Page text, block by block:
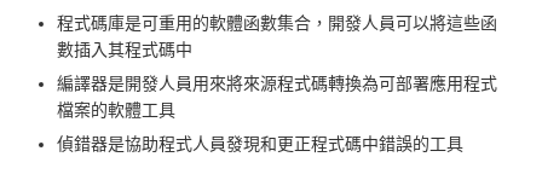
程式碼庫是可重用的軟體函數集合，開發人員可以將這些函
數插入其程式碼中
編譯器是開發人員用來將來源程式碼轉換為可部署應用程式
檔案的軟體工具
偵錯器是協助程式人員發現和更正程式碼中錯誤的工具